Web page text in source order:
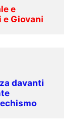
e
Giovani
davanti